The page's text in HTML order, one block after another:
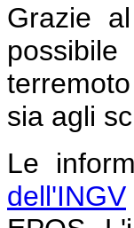
Grazie
sia agli
Le
dell'INGV